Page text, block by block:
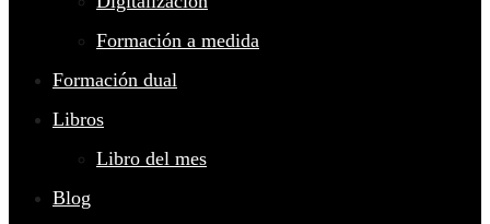
Formación a medida
Formación dual
Libros
Libro del mes
Blog